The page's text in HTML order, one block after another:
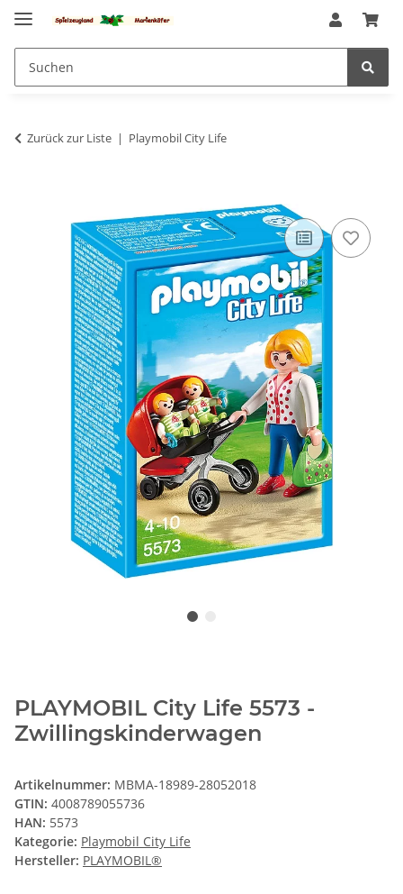
Zurück zur Liste Playmobil City Life
PLAYMOBIL City Life 5573 -
Zwillingskinderwagen
Artikelnummer: MBMA-18989-28052018
GTIN: 4008789055736
HAN: 5573
Kategorie: Playmobil City Life
Hersteller: PLAYMOBIL®